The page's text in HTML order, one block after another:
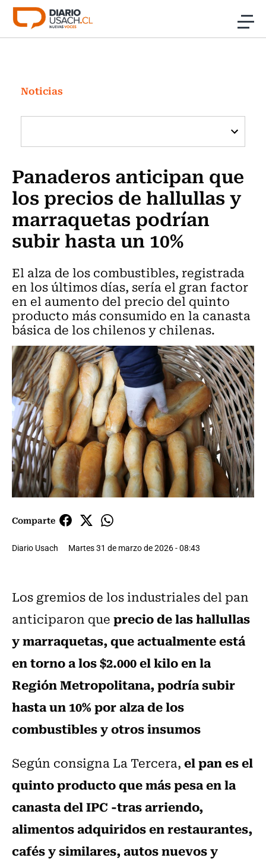
Click acá para ir directamente al contenido
Investigación
Cultura
Programas Radio y TV Usach
Noticias
Panaderos anticipan que
los precios de hallullas y
marraquetas podrían
subir hasta un 10%
El alza de los combustibles, registrada
en los últimos días, sería el gran factor
en el aumento del precio del quinto
producto más consumido en la canasta
básica de los chilenos y chilenas.
Comparte
Diario Usach Martes 31 de marzo de 2026 - 08:43
Los gremios de los industriales del pan
anticiparon queprecio de las hallullas
y marraquetas, que actualmente está
en torno a los $2.000 el kilo en la
Región Metropolitana, podría subir
hasta un 10% por alza de los
combustibles y otros insumos
Según consigna La Tercera,el pan es el
quinto producto que más pesa en la
canasta del IPC -tras arriendo,
alimentos adquiridos en restaurantes,
cafés y similares, autos nuevos y